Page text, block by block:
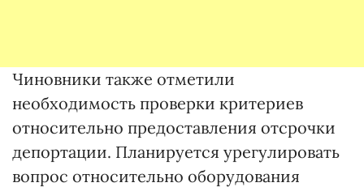
Чиновники также отметили
необходимость проверки критериев
относительно предоставления отсрочки
депортации. Планируется урегулировать
вопрос относительно оборудования